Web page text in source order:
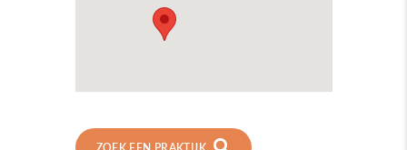
ZOEK EEN PRAKTIJK